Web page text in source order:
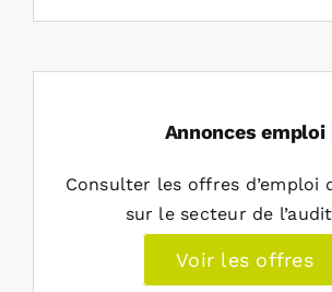
Annonces emploi
Consulter les offres d’emploi
sur le secteur de
Voir les offres